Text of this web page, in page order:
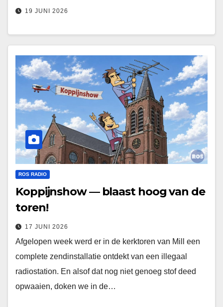
19 JUNI 2026
ROS RADIO
Koppijnshow — blaast hoog van de
toren!
17 JUNI 2026
Afgelopen week werd er in de kerktoren van Mill een
complete zendinstallatie ontdekt van een illegaal
radiostation. En alsof dat nog niet genoeg stof deed
opwaaien, doken we in de…